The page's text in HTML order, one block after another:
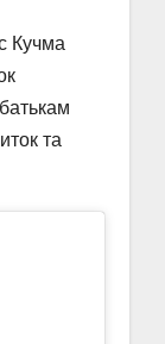
Кучма
та